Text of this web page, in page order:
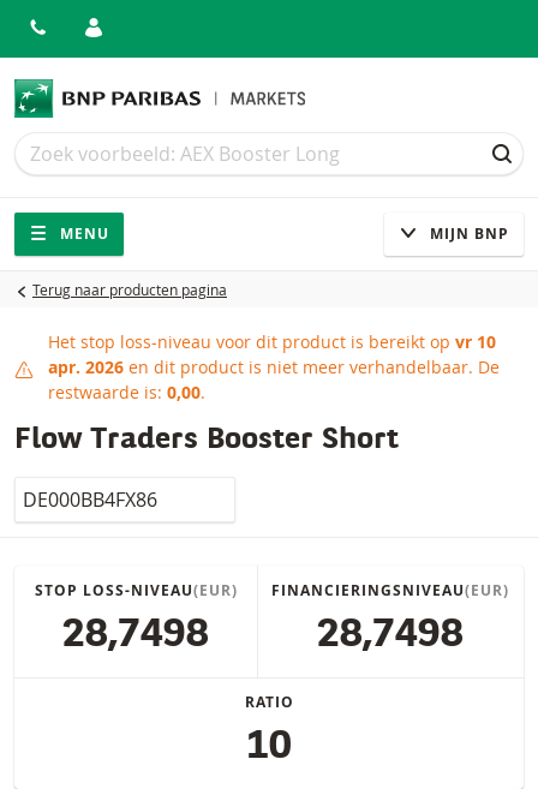
Zoek
Zoek
Navigatie
Site navigatie
MENU MIJN BNP
Terug naar producten pagina
Stop loss-niveau bereikt
Het stop loss-niveau voor dit product is bereikt op vr 10
apr. 2026 en dit product is niet meer verhandelbaar. De
restwaarde is: 0,00.
Flow Traders Booster Short
Isin
STOP LOSS-NIVEAU(EUR)
28,7498
FINANCIERINGSNIVEAU(EUR)
28,7498
RATIO
10